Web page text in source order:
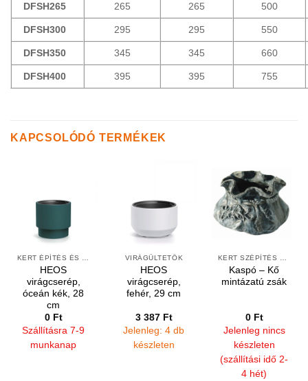
DFSH265 265 265 500
DFSH300 295 295 550
DFSH350 345 345 660
DFSH400 395 395 755
KAPCSOLÓDÓ TERMÉKEK
HEOS
virágcserép,
óceán kék, 28
cm
0 Ft
Szállításra 7-9
munkanap
VIRÁGÜLTETŐK
HEOS
virágcserép,
fehér, 29 cm
3 387 Ft
Jelenleg: 4 db
készleten
Kaspó – Kő
mintázatú zsák
0 Ft
Jelenleg nincs
készleten
(szállítási idő 2-
4 hét)